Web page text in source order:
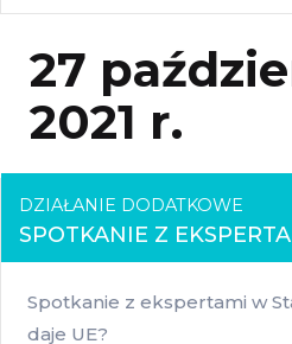
27
2021 r.
DZIAŁANIE DODATKOWE
SPOTKANIE Z
Spotkanie z ekspertami w
daje UE?